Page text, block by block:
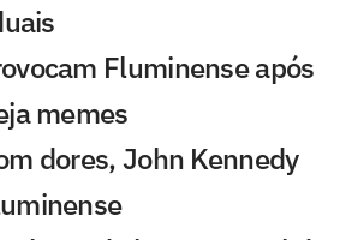
Fluminense após
memes
dores, John Kennedy